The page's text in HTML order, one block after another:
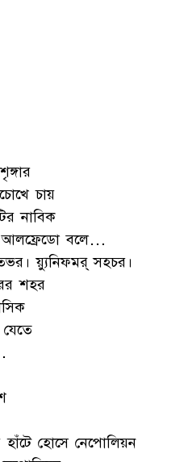
চায়
নাবিক
আলফ্রেডো বলে…
য়্যুনিফমর্ সহচর।
শহর
হোসে নেপোলিয়ন